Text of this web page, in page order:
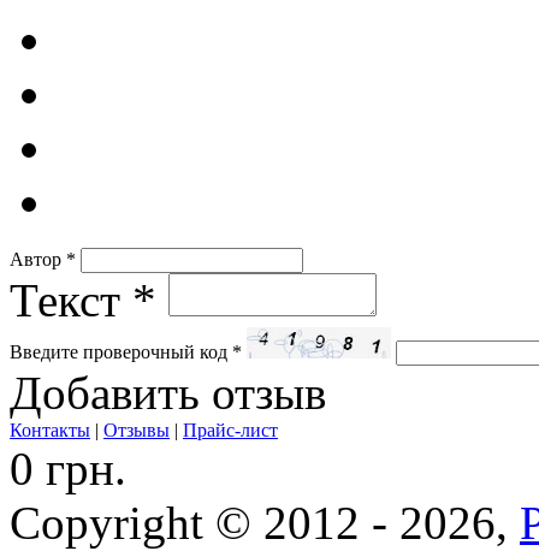
Автор *
Текст *
Введите проверочный код *
Добавить отзыв
Контакты | Отзывы | Прайс-лист
0 грн.
Copyright © 2012 - 2026,